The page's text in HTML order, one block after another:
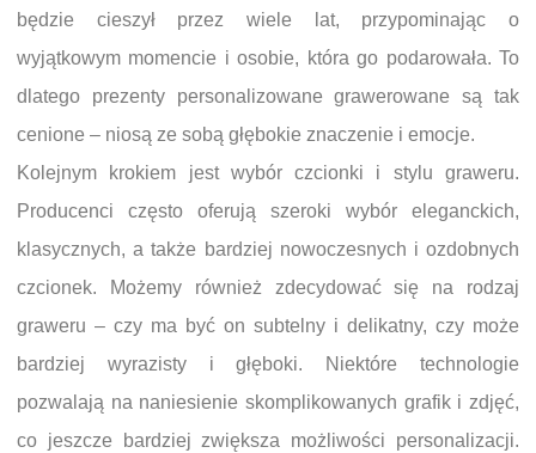
będzie cieszył przez wiele lat, przypominając o
wyjątkowym momencie i osobie, która go podarowała. To
dlatego prezenty personalizowane grawerowane są tak
cenione – niosą ze sobą głębokie znaczenie i emocje.
Kolejnym krokiem jest wybór czcionki i stylu graweru.
Producenci często oferują szeroki wybór eleganckich,
klasycznych, a także bardziej nowoczesnych i ozdobnych
czcionek. Możemy również zdecydować się na rodzaj
graweru – czy ma być on subtelny i delikatny, czy może
bardziej wyrazisty i głęboki. Niektóre technologie
pozwalają na naniesienie skomplikowanych grafik i zdjęć,
co jeszcze bardziej zwiększa możliwości personalizacji.